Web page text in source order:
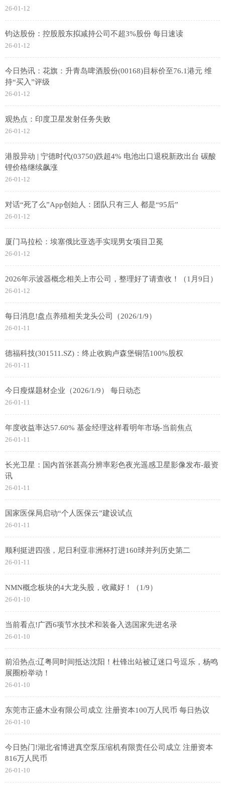
26-01-12
钧达股份：控股股东拟减持公司不超3%股份 每日速读
26-01-12
今日热讯：花旗：升青岛啤酒股份(00168)目标价至76.1港元 维
持“买入”评级
26-01-12
观热点：印度卫星发射任务失败
26-01-12
港股异动 | 宁德时代(03750)跌超4% 电池出口退税新政出台 碳酸
锂价格继续飙涨
26-01-12
对话“死了么”App创始人：团队只有三人 都是“95后”
26-01-12
厦门马拉松：埃塞俄比亚选手实现男女项目卫冕
26-01-12
2026年示波器概念相关上市公司，整理好了请查收！（1月9日）
26-01-12
每日消息!盘点养殖相关龙头公司（2026/1/9）
26-01-11
德福科技(301511.SZ)：终止收购卢森堡铜箔100%股权
26-01-11
今日瘦煤题材企业（2026/1/9） 每日动态
26-01-11
年度收益率达57.60% 基金经理这样看明年市场-当前焦点
26-01-11
长光卫星：国内首张甚高分辨率彩色夜光遥感卫星影像发布-最资
讯
26-01-11
国家医保局启动“个人医保云”建设试点
26-01-11
顺利挺进四强，尼日利亚非洲杯打进160球并列历史第二
26-01-11
NMN概念板块的4大龙头股，收藏好！（1/9）
26-01-10
当前看点!广西6项节水技术和装备入选国家先进名录
26-01-10
前沿热点:辽粤同时间抵达沈阳！杜锋出站被辽迷口号逗乐，杨鸣
展圈粉举动！
26-01-10
东莞市正盛木业有限公司成立 注册资本100万人民币 每日热议
26-01-10
今日热门!湖北省博进真空泵压缩机有限责任公司成立 注册资本
816万人民币
26-01-10